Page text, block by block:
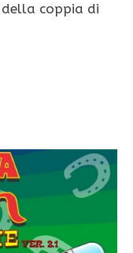
coppia di